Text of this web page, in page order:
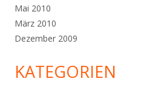
Mai 2010
März 2010
Dezember 2009
KATEGORIEN